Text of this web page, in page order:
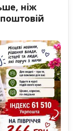
ніж